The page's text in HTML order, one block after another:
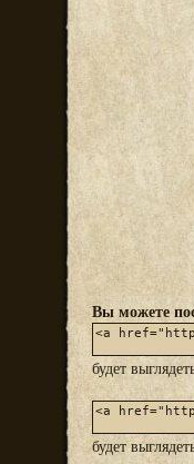
Вы можете
будет
будет